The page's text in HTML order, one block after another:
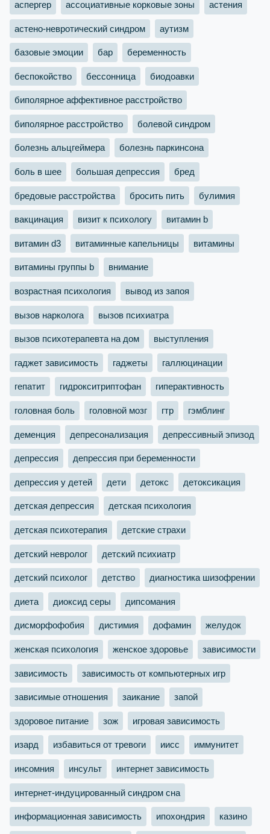
аспергер ассоциативные корковые зоны астения
астено-невротический синдром аутизм
базовые эмоции бар беременность
беспокойство бессонница биодоавки
биполярное аффективное расстройство
биполярное расстройство болевой синдром
болезнь альцгеймера болезнь паркинсона
боль в шее большая депрессия бред
бредовые расстройства бросить пить булимия
вакцинация визит к психологу витамин b
витамин d3 витаминные капельницы витамины
витамины группы b внимание
возрастная психология вывод из запоя
вызов нарколога вызов психиатра
вызов психотерапевта на дом выступления
гаджет зависимость гаджеты галлюцинации
гепатит гидрокситриптофан гиперактивность
головная боль головной мозг гтр гэмблинг
деменция депресонализация депрессивный эпизод
депрессия депрессия при беременности
депрессия у детей дети детокс детоксикация
детская депрессия детская психология
детская психотерапия детские страхи
детский невролог детский психиатр
детский психолог детство диагностика шизофрении
диета диоксид серы дипсомания
дисморфофобия дистимия дофамин желудок
женская психология женское здоровье зависимости
зависимость зависимость от компьютерных игр
зависимые отношения заикание запой
здоровое питание зож игровая зависимость
изард избавиться от тревоги иисс иммунитет
инсомния инсульт интернет зависимость
интернет-индуцированный синдром сна
информационная зависимость ипохондрия казино